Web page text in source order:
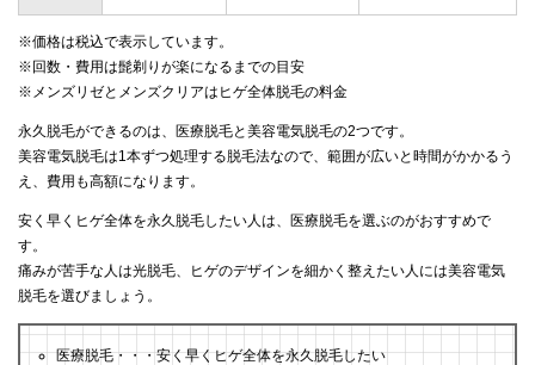
※価格は税込で表示しています。
※回数・費用は髭剃りが楽になるまでの目安
※メンズリゼとメンズクリアはヒゲ全体脱毛の料金
永久脱毛ができるのは、医療脱毛と美容電気脱毛の2つです。
美容電気脱毛は1本ずつ処理する脱毛法なので、範囲が広いと時間がかかるう
え、費用も高額になります。
安く早くヒゲ全体を永久脱毛したい人は、医療脱毛を選ぶのがおすすめで
す。
痛みが苦手な人は光脱毛、ヒゲのデザインを細かく整えたい人には美容電気
脱毛を選びましょう。
医療脱毛・・・安く早くヒゲ全体を永久脱毛したい